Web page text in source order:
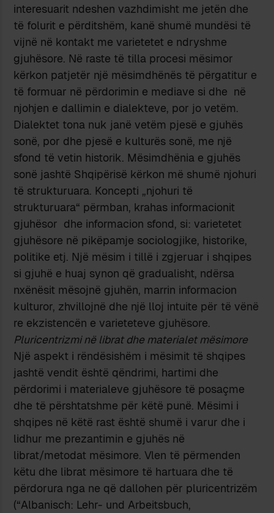
interesuarit ndeshen vazhdimisht me jetën dhe
të folurit e përditshëm, kanë shumë mundësi të
vijnë në kontakt me varietetet e ndryshme
gjuhësore. Në raste të tilla procesi mësimor
kërkon patjetër një mësimdhënës të përgatitur e
të formuar në përdorimin e mediave si dhe në
njohjen e dallimin e dialekteve, por jo vetëm.
Dialektet tona nuk janë vetëm pjesë e gjuhës
sonë, por dhe pjesë e kulturës sonë, me një
sfond të vetin historik. Mësimdhënia e gjuhës
sonë jashtë Shqipërisë kërkon më shumë njohuri
të strukturuara. Koncepti „njohuri të
strukturuara“ përmban, krahas informacionit
gjuhësor dhe informacion sfond, si: varietetet
gjuhësore në pikëpamje sociologjike, historike,
politike etj. Një mësim i tillë i zgjeruar i shqipes
si gjuhë e huaj synon që gradualisht, ndërsa
nxënësit mësojnë gjuhën, marrin informacion
kulturor, zhvillojnë dhe një lloj intuite për të vënë
re ekzistencën e varieteteve gjuhësore.
Pluricentrizmi në librat dhe materialet mësimore
Një aspekt i rëndësishëm i mësimit të shqipes
jashtë vendit është qëndrimi, hartimi dhe
përdorimi i materialeve gjuhësore të posaçme
dhe të përshtatshme për këtë punë. Mësimi i
shqipes në këtë rast është shumë i varur dhe i
lidhur me prezantimin e gjuhës në
librat/metodat mësimore. Vlen të përmenden
këtu dhe librat mësimore të hartuara dhe të
përdorura nga ne që dallohen për pluricentrizëm
(“Albanisch: Lehr- und Arbeitsbuch,